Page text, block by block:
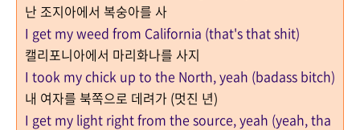
난 조지아에서 복숭아를 사
I get my weed from California (that's that shit)
캘리포니아에서 마리화나를 사지
I took my chick up to the North, yeah (badass bitch)
내 여자를 북쪽으로 데려가 (멋진 년)
I get my light right from the source, yeah (yeah, tha